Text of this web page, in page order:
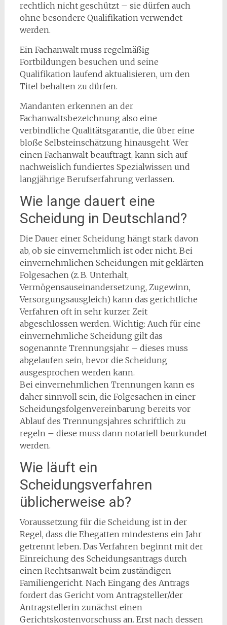
rechtlich nicht geschützt – sie dürfen auch
ohne besondere Qualifikation verwendet
werden.
Ein Fachanwalt muss regelmäßig
Fortbildungen besuchen und seine
Qualifikation laufend aktualisieren, um den
Titel behalten zu dürfen.
Mandanten erkennen an der
Fachanwaltsbezeichnung also eine
verbindliche Qualitätsgarantie, die über eine
bloße Selbsteinschätzung hinausgeht. Wer
einen Fachanwalt beauftragt, kann sich auf
nachweislich fundiertes Spezialwissen und
langjährige Berufserfahrung verlassen.
Wie lange dauert eine
Scheidung in Deutschland?
Die Dauer einer Scheidung hängt stark davon
ab, ob sie einvernehmlich ist oder nicht. Bei
einvernehmlichen Scheidungen mit geklärten
Folgesachen (z. B. Unterhalt,
Vermögensauseinandersetzung, Zugewinn,
Versorgungsausgleich) kann das gerichtliche
Verfahren oft in sehr kurzer Zeit
abgeschlossen werden. Wichtig: Auch für eine
einvernehmliche Scheidung gilt das
sogenannte Trennungsjahr – dieses muss
abgelaufen sein, bevor die Scheidung
ausgesprochen werden kann.
Bei einvernehmlichen Trennungen kann es
daher sinnvoll sein, die Folgesachen in einer
Scheidungsfolgenvereinbarung bereits vor
Ablauf des Trennungsjahres schriftlich zu
regeln – diese muss dann notariell beurkundet
werden.
Wie läuft ein
Scheidungsverfahren
üblicherweise ab?
Voraussetzung für die Scheidung ist in der
Regel, dass die Ehegatten mindestens ein Jahr
getrennt leben. Das Verfahren beginnt mit der
Einreichung des Scheidungsantrags durch
einen Rechtsanwalt beim zuständigen
Familiengericht. Nach Eingang des Antrags
fordert das Gericht vom Antragsteller/der
Antragstellerin zunächst einen
Gerichtskostenvorschuss an. Erst nach dessen